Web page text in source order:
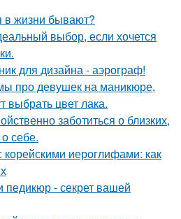
в жизни бывают?
выбор, если хочется
для дизайна - аэрограф!
про девушек на маникюре,
выбрать цвет лака.
заботиться о близких,
себе.
иероглифами: как
- секрет вашей